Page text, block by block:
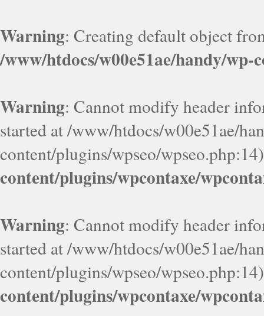
Warning: Creating default object
/www/htdocs/w00e51ae/handy/wp-
Warning: Cannot modify header
started at /www/htdocs/w00e51ae/
content/plugins/wpseo/
content/plugins/wpcontaxe/
Warning: Cannot modify header
started at /www/htdocs/w00e51ae/
content/plugins/wpseo/
content/plugins/wpcontaxe/